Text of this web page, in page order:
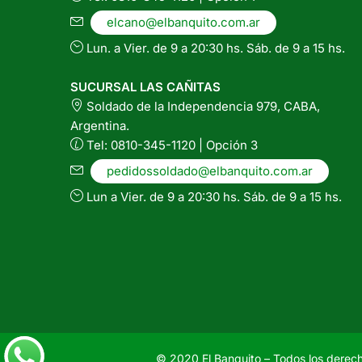
producto
elcano@elbanquito.com.ar
Lun. a Vier. de 9 a 20:30 hs. Sáb. de 9 a 15 hs.
SUCURSAL LAS CAÑITAS
Soldado de la Independencia 979, CABA,
Argentina.
Tel: 0810-345-1120 | Opción 3
pedidossoldado@elbanquito.com.ar
Lun a Vier. de 9 a 20:30 hs. Sáb. de 9 a 15 hs.
© 2020 El Banquito – Todos los